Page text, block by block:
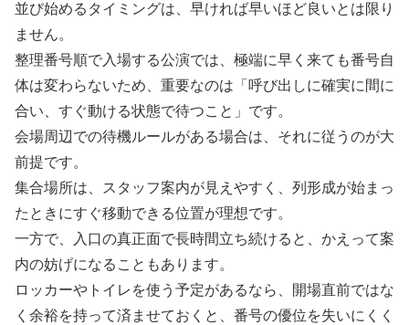
並び始めるタイミングは、早ければ早いほど良いとは限り
ません。
整理番号順で入場する公演では、極端に早く来ても番号自
体は変わらないため、重要なのは「呼び出しに確実に間に
合い、すぐ動ける状態で待つこと」です。
会場周辺での待機ルールがある場合は、それに従うのが大
前提です。
集合場所は、スタッフ案内が見えやすく、列形成が始まっ
たときにすぐ移動できる位置が理想です。
一方で、入口の真正面で長時間立ち続けると、かえって案
内の妨げになることもあります。
ロッカーやトイレを使う予定があるなら、開場直前ではな
く余裕を持って済ませておくと、番号の優位を失いにくく